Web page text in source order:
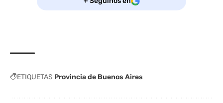
ETIQUETAS Provincia de Buenos Aires